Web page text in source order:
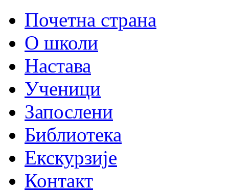
Почетна страна
О школи
Настава
Ученици
Запослени
Библиотека
Екскурзије
Контакт